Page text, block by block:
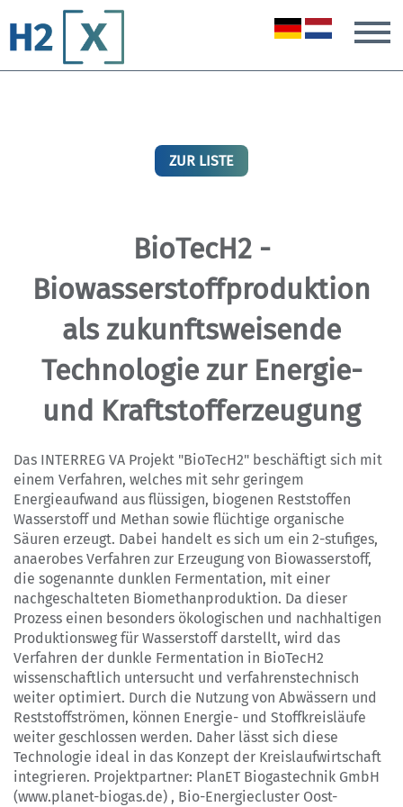
ZUR LISTE
BioTecH2 -
Biowasserstoffproduktion
als zukunftsweisende
Technologie zur Energie-
und Kraftstofferzeugung
Das INTERREG VA Projekt "BioTecH2" beschäftigt sich mit
einem Verfahren, welches mit sehr geringem
Energieaufwand aus flüssigen, biogenen Reststoffen
Wasserstoff und Methan sowie flüchtige organische
Säuren erzeugt. Dabei handelt es sich um ein 2-stufiges,
anaerobes Verfahren zur Erzeugung von Biowasserstoff,
die sogenannte dunklen Fermentation, mit einer
nachgeschalteten Biomethanproduktion. Da dieser
Prozess einen besonders ökologischen und nachhaltigen
Produktionsweg für Wasserstoff darstellt, wird das
Verfahren der dunkle Fermentation in BioTecH2
wissenschaftlich untersucht und verfahrenstechnisch
weiter optimiert. Durch die Nutzung von Abwässern und
Reststoffströmen, können Energie- und Stoffkreisläufe
weiter geschlossen werden. Daher lässt sich diese
Technologie ideal in das Konzept der Kreislaufwirtschaft
integrieren. Projektpartner: PlanET Biogastechnik GmbH
(www.planet-biogas.de) , Bio-Energiecluster Oost-